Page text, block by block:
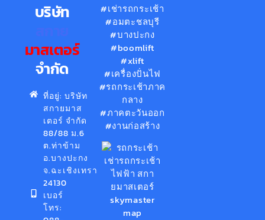
บริษัท
มาสเตอร์
จำกัด
ที่อยู่: บริษัท
สกายมาส
เตอร์ จำกัด
88/88 ม.6
ต.ท่าข้าม
อ.บางปะกง
จ.ฉะเชิงเทรา
24130
เบอร์
โทร:
#เช่ารถกระเช้า
#อมตะชลบุรี
#บางปะกง
#boomlift
#xlift
#เครื่องปั่นไฟ
#รถกระเช้าภาค
กลาง
#ภาคตะวันออก
#งานก่อสร้าง